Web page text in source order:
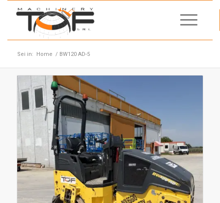
Sei in: Home / BW120 AD-5